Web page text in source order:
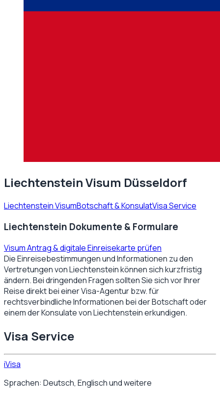
Liechtenstein Visum Düsseldorf
Liechtenstein VisumBotschaft & KonsulatVisa Service
Liechtenstein Dokumente & Formulare
Visum Antrag & digitale Einreisekarte prüfen
Die Einreisebestimmungen und Informationen zu den
Vertretungen vonLiechtensteinkönnen sich kurzfristig
ändern. Bei dringenden Fragen sollten Sie sich vor Ihrer
Reise direkt bei einer Visa-Agentur bzw. für
rechtsverbindliche Informationen bei der Botschaft oder
einem der Konsulate vonLiechtensteinerkundigen.
Visa Service
iVisa
Sprachen: Deutsch, Englisch und weitere